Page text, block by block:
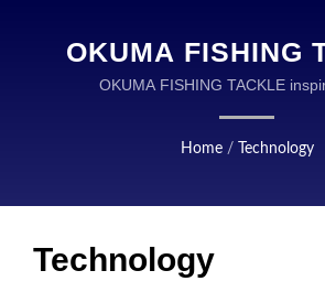
OKUMA FISHING
CO., LTD.
OKUMA FISHING TACKLE
Home / Technology
Technology